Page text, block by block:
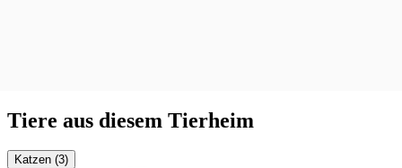
Tiere aus diesem Tierheim
Katzen (3)